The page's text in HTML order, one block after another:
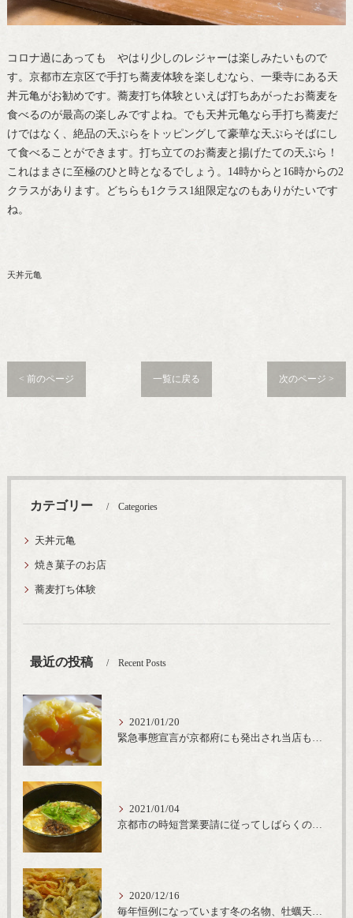
コロナ過にあっても やはり少しのレジャーは楽しみたいもので
す。京都市左京区で手打ち蕎麦体験を楽しむなら、一乗寺にある天
丼元亀がお勧めです。蕎麦打ち体験といえば打ちあがったお蕎麦を
食べるのが最高の楽しみですよね。でも天丼元亀なら手打ち蕎麦だ
けではなく、絶品の天ぷらをトッピングして豪華な天ぷらそばにし
て食べることができます。打ち立てのお蕎麦と揚げたての天ぷら！
これはまさに至極のひと時となるでしょう。14時からと16時からの2
クラスがあります。どちらも1クラス1組限定なのもありがたいです
ね。
天丼元亀
< 前のページ 一覧に戻る 次のページ >
カテゴリー Categories
天丼元亀
焼き菓子のお店
蕎麦打ち体験
最近の投稿 Recent Posts
2021/01/20
緊急事態宣言が京都府にも発出され当店も要請に従って20時完全閉店という形で営業なるべく短期間での要請解除へ一致団結です
2021/01/04
京都市の時短営業要請に従ってしばらくの間20時までの営業とさせていただいております。寒い時期には温かいお蕎麦がおすすめ
2020/12/16
毎年恒例になっています冬の名物、牡蠣天丼が販売開始です、広島県産の大粒牡蠣を使用し天ぷらならではのカリと衣クリーミーな味わいをどうぞ